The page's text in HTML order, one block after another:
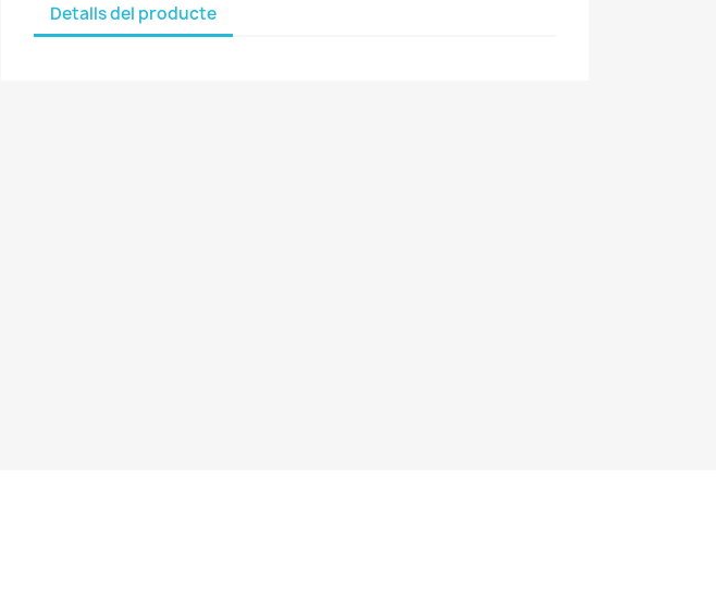
Detalls del producte